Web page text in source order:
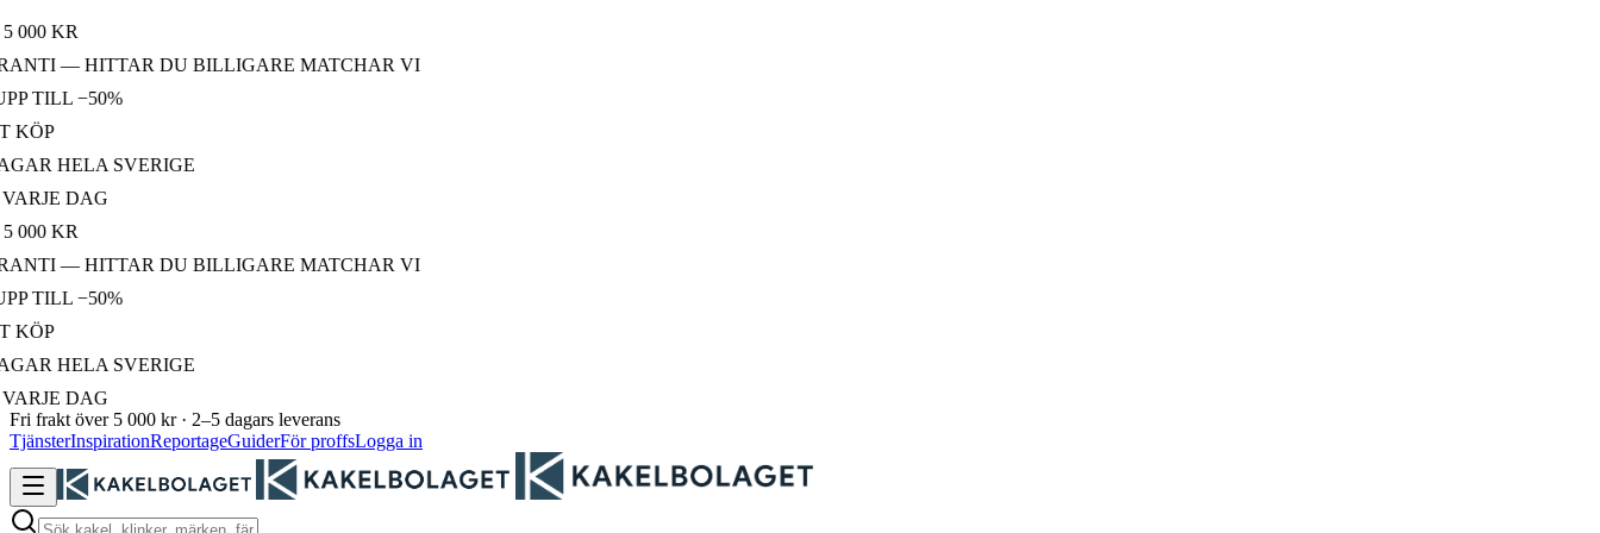
KR
— HITTAR DU BILLIGARE MATCHAR VI
−50%
HELA SVERIGE
DAG
KR
— HITTAR DU BILLIGARE MATCHAR VI
−50%
HELA SVERIGE
DAG
Fri frakt över 5 000 kr · 2–5 dagars leverans
TjänsterInspirationReportageGuiderFör proffsLogga in